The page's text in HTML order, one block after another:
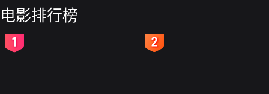
电影排行榜